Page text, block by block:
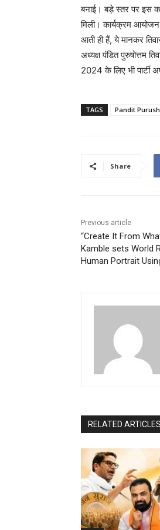
बनाई। बड़े स्तर पर इस
मिली। कार्यक्रम
आती ही हैं, ये मानकर
अध्यक्ष पंडित पुरुषोत्तम
2024 के लिए भी पार्टी
TAGS Pandit
Share
Previous article
“Create It From
Kamble sets World
Human Portrait
RELATED ARTICLES